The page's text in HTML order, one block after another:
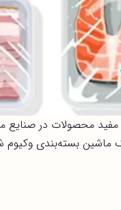
محصولات در صنایع
بسته‌بندی وکیوم شده